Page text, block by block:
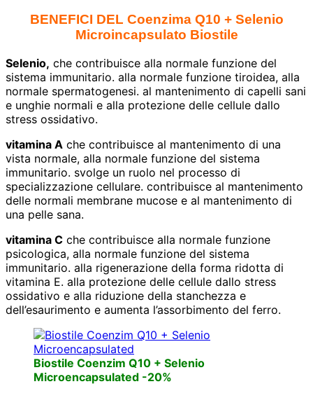
BENEFICI DEL Coenzima Q10 + Selenio
Microincapsulato Biostile
Selenio, che contribuisce alla normale funzione del
sistema immunitario. alla normale funzione tiroidea, alla
normale spermatogenesi. al mantenimento di capelli sani
e unghie normali e alla protezione delle cellule dallo
stress ossidativo.
vitamina A che contribuisce al mantenimento di una
vista normale, alla normale funzione del sistema
immunitario. svolge un ruolo nel processo di
specializzazione cellulare. contribuisce al mantenimento
delle normali membrane mucose e al mantenimento di
una pelle sana.
vitamina C che contribuisce alla normale funzione
psicologica, alla normale funzione del sistema
immunitario. alla rigenerazione della forma ridotta di
vitamina E. alla protezione delle cellule dallo stress
ossidativo e alla riduzione della stanchezza e
dell’esaurimento e aumenta l’assorbimento del ferro.
Biostile Coenzim Q10 + Selenio
Microencapsulated -20%